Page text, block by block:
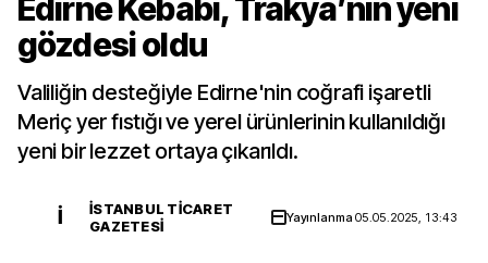
Edirne Kebabı, Trakya’nın yeni
gözdesi oldu
Valiliğin desteğiyle Edirne'nin coğrafi işaretli
Meriç yer fıstığı ve yerel ürünlerinin kullanıldığı
yeni bir lezzet ortaya çıkarıldı.
İ
İSTANBUL TICARET
GAZETESI
Yayınlanma05.05.2025, 13:43